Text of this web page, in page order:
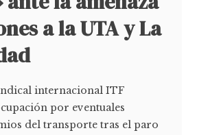
a la UTA y La
internacional ITF
por eventuales
del transporte tras el paro